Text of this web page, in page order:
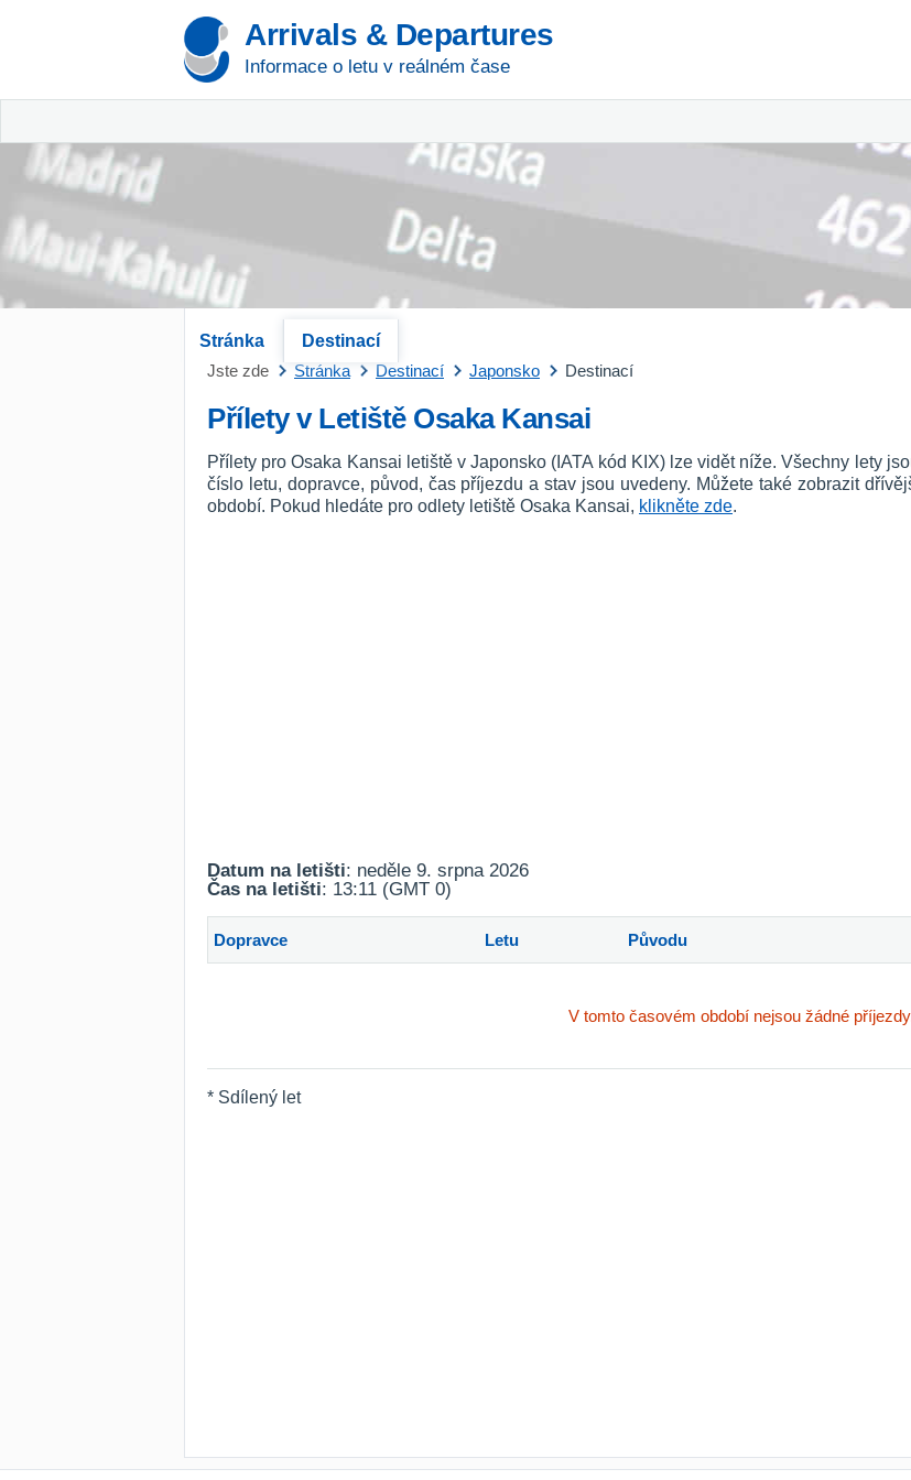
Arrivals & Departures
Informace o letu v reálném čase
Stránka
Destinací
Jste zde
Stránka Destinací Japonsko Destinací
Přílety v Letiště Osaka Kansai
Přílety pro Osaka Kansai letiště v Japonsko (IATA kód KIX) lze vidět níže. Všechny lety
číslo letu, dopravce, původ, čas příjezdu a stav jsou uvedeny. Můžete také zobrazit
období. Pokud hledáte pro odlety letiště Osaka Kansai, klikněte zde.
Datum na letišti: neděle 9. srpna 2026
Čas na letišti: 13:11 (GMT 0)
Dopravce Letu Původu
V tomto časovém období nejsou žádné
* Sdílený let